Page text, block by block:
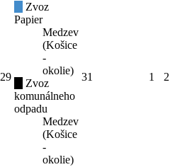
29
Zvoz
Papier
Medzev
(Košice
-
okolie)
Zvoz
komunálneho
odpadu
Medzev
(Košice
-
okolie)
31 1 2